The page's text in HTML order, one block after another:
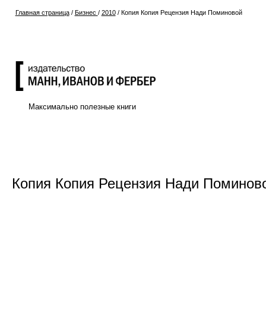
Главная страница/ Бизнес / 2010/ Копия Копия Рецензия Нади Поминовой
Максимально полезные книги
Копия Копия Рецензия Нади